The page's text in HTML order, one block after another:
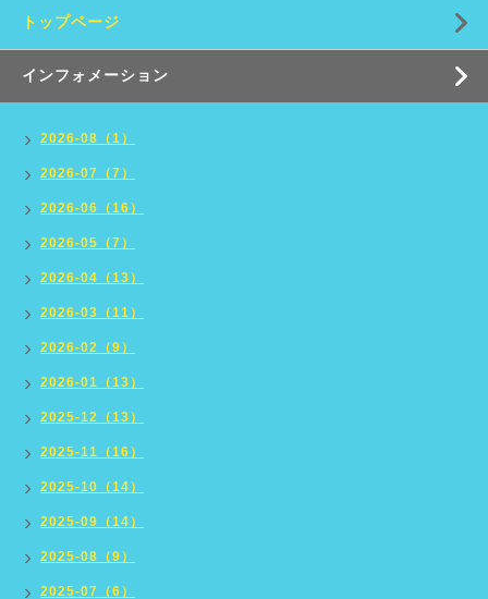
トップページ
インフォメーション
2026-08（1）
2026-07（7）
2026-06（16）
2026-05（7）
2026-04（13）
2026-03（11）
2026-02（9）
2026-01（13）
2025-12（13）
2025-11（16）
2025-10（14）
2025-09（14）
2025-08（9）
2025-07（6）